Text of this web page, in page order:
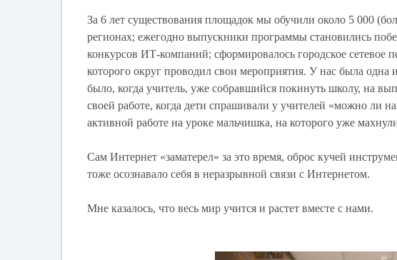
За 6 лет существования площадок мы обучили около 5 000
регионах; ежегодно выпускники программы становились
конкурсов ИТ-компаний; сформировалось городское сетевое
которого округ проводил свои мероприятия. У нас была
было, когда учитель, уже собравшийся покинуть школу, на
своей работе, когда дети спрашивали у учителей «можно ли
активной работе на уроке мальчишка, на которого уже
Сам Интернет «заматерел» за это время, оброс кучей
тоже осознавало себя в неразрывной связи с Интернетом.
Мне казалось, что весь мир учится и растет вместе с нами.